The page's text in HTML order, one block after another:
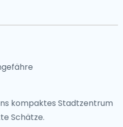
kompaktes Stadtzentrum
Schätze.